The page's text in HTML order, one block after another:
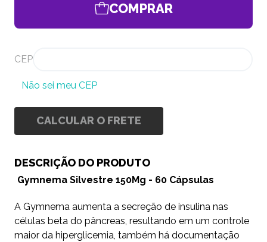
COMPRAR
CEP
Não sei meu CEP
CALCULAR O FRETE
DESCRIÇÃO DO PRODUTO
Gymnema Silvestre 150Mg - 60 Cápsulas
A Gymnema aumenta a secreção de insulina nas
células beta do pâncreas, resultando em um controle
maior da hiperglicemia, também há documentação